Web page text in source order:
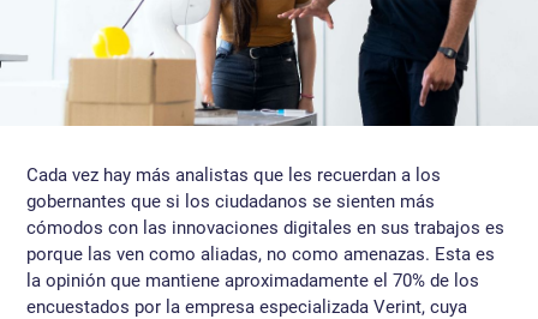
Cada vez hay más analistas que les recuerdan a los
gobernantes que si los ciudadanos se sienten más
cómodos con las innovaciones digitales en sus trabajos es
porque las ven como aliadas, no como amenazas. Esta es
la opinión que mantiene aproximadamente el 70% de los
encuestados por la empresa especializada Verint, cuya